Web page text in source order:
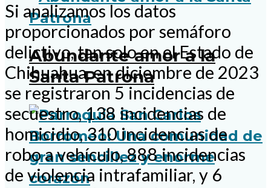
Abundante amor a la
Santa Patrona
Si analizamos los datos
proporcionados por semáforo
delictivo, tan solo en el Estado de
Chihuahua, en diciembre de 2023
se registraron 5 incidencias de
secuestro, 138 incidencias de
homicidio, 310 incidencias de
robo a vehículo, 888 incidencias
de violencia intrafamiliar, y 6